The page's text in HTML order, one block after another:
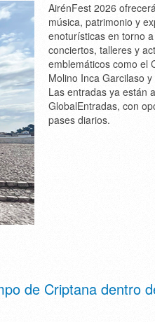
AirénFest 2026
música, patrimonio y
enoturísticas en torno
conciertos, talleres y
emblemáticos como el
Molino Inca Garcilaso
Las entradas ya están
GlobalEntradas, con
pases diarios.
de Criptana dentro